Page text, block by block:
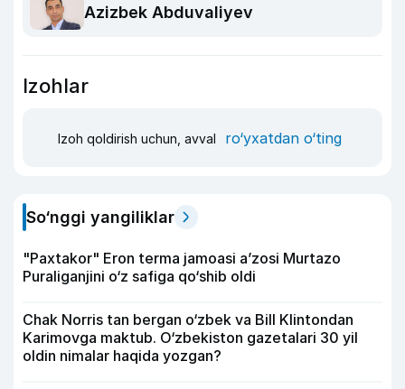
Azizbek Abduvaliyev
Izohlar
Izoh qoldirish uchun, avval ro‘yxatdan o‘ting
So‘nggi yangiliklar
"Paxtakor" Eron terma jamoasi a’zosi Murtazo
Puraliganjini o‘z safiga qo‘shib oldi
Chak Norris tan bergan o‘zbek va Bill Klintondan
Karimovga maktub. O‘zbekiston gazetalari 30 yil
oldin nimalar haqida yozgan?